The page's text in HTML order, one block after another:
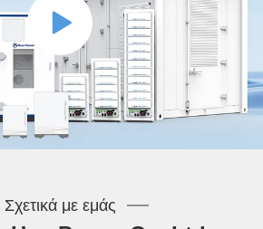
Σχετικά με εμάς